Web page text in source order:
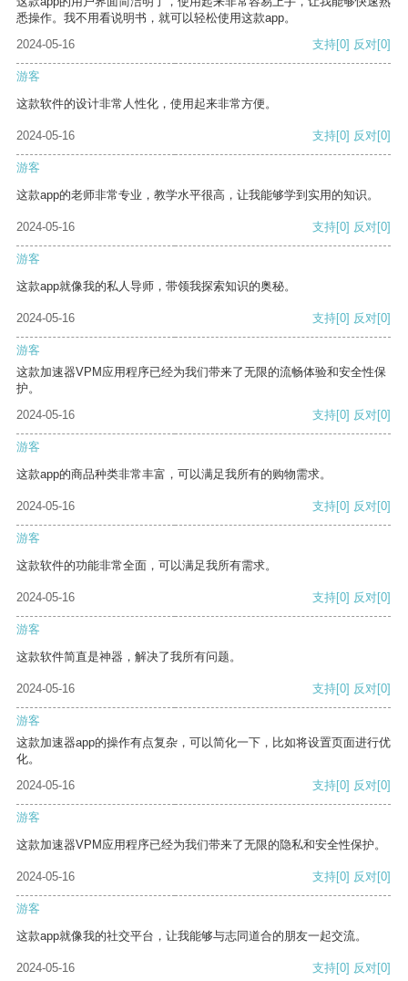
悉操作。我不用看说明书，就可以轻松使用这款app。
2024-05-16
支持[0] 反对[0]
游客
这款软件的设计非常人性化，使用起来非常方便。
2024-05-16 支持[0] 反对[0]
游客
这款app的老师非常专业，教学水平很高，让我能够学到实用的知识。
2024-05-16 支持[0] 反对[0]
游客
这款app就像我的私人导师，带领我探索知识的奥秘。
2024-05-16 支持[0] 反对[0]
游客
这款加速器VPM应用程序已经为我们带来了无限的流畅体验和安全性保
护。
2024-05-16
支持[0] 反对[0]
游客
这款app的商品种类非常丰富，可以满足我所有的购物需求。
2024-05-16 支持[0] 反对[0]
游客
这款软件的功能非常全面，可以满足我所有需求。
2024-05-16 支持[0] 反对[0]
游客
这款软件简直是神器，解决了我所有问题。
2024-05-16 支持[0] 反对[0]
游客
这款加速器app的操作有点复杂，可以简化一下，比如将设置页面进行优
化。
2024-05-16
支持[0] 反对[0]
游客
这款加速器VPM应用程序已经为我们带来了无限的隐私和安全性保护。
2024-05-16 支持[0] 反对[0]
游客
这款app就像我的社交平台，让我能够与志同道合的朋友一起交流。
2024-05-16 支持[0] 反对[0]